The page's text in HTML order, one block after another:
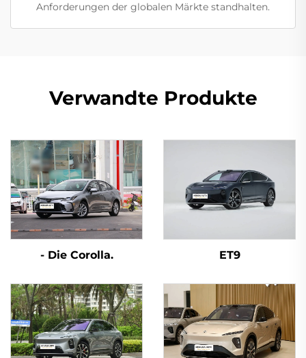
Anforderungen der globalen Märkte standhalten.
Verwandte Produkte
- Die Corolla. ET9